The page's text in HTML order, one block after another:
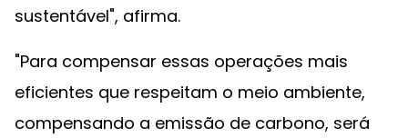
sustentável", afirma.
"Para compensar essas operações mais
eficientes que respeitam o meio ambiente,
compensando a emissão de carbono, será